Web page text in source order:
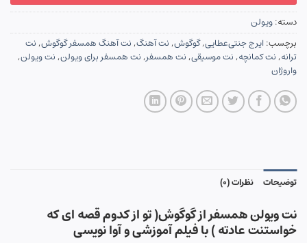
دسته:ویولن
برچسب: ایرج جنتی‌عطایی,گوگوش,نت آهنگ,نت آهنگ همسفر گوگوش,نت
ترانه,نت کمانچه,نت موسیقی,نت همسفر,نت همسفر برای ویولن,نت ویولن,
واروژان
توضیحات نظرات (0)
نت ویولن همسفر از گوگوش( تو از کدوم قصه ای که
خواستنت عادته ) با فیلم آموزشی و آوا نویسی